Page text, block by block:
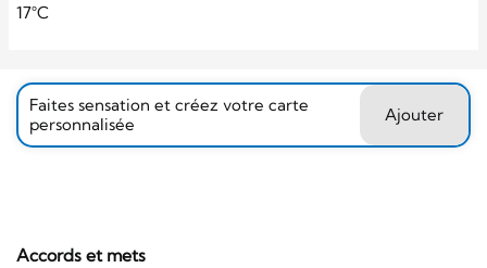
17°C
Faites sensation et créez votre carte
personnalisée
Ajouter
Accords et mets